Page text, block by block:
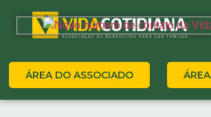
ÁREA DO ASSOCIADO